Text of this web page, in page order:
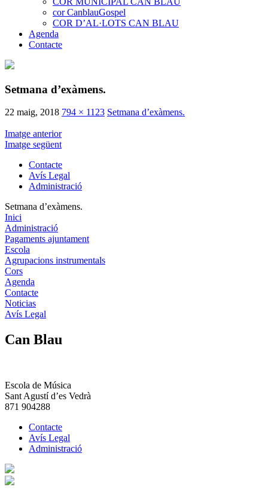
cor CanblauGospel
COR D’AL·LOTS CAN BLAU
Agenda
Contacte
Setmana d’exàmens.
22 maig, 2018 794 × 1123 Setmana d’exàmens.
Imatge anterior
Imatge següent
Contacte
Avís Legal
Administració
Setmana d’exàmens.
Inici
Administració
Pagaments ajuntament
Escola
Agrupacions instrumentals
Cors
Agenda
Contacte
Noticias
Avís Legal
Can Blau
Escola de Música
Sant Agustí d’es Vedrà
871 904288
Contacte
Avís Legal
Administració